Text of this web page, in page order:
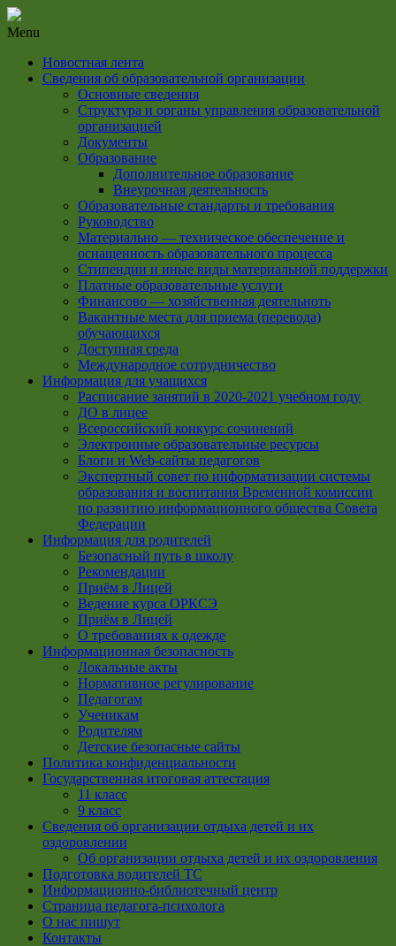
Menu
Новостная лента
Сведения об образовательной организации
Основные сведения
Структура и органы управления образовательной
организацией
Документы
Образование
Дополнительное образование
Внеурочная деятельность
Образовательные стандарты и требования
Руководство
Материально — техническое обеспечение и
оснащенность образовательного процесса
Стипендии и иные виды материальной поддержки
Платные образовательные услуги
Финансово — хозяйственная деятельноть
Вакантные места для приема (перевода)
обучающихся
Доступная среда
Международное сотрудничество
Информация для учащихся
Расписание занятий в 2020-2021 учебном году
ДО в лицее
Всероссийский конкурс сочинений
Электронные образовательные ресурсы
Блоги и Web-сайты педагогов
Экспертный совет по информатизации системы
образования и воспитания Временной комиссии
по развитию информационного общества Совета
Федерации
Информация для родителей
Безопасный путь в школу
Рекомендации
Приём в Лицей
Ведение курса ОРКСЭ
Приём в Лицей
О требованиях к одежде
Информационная безопасность
Локальные акты
Нормативное регулирование
Педагогам
Ученикам
Родителям
Детские безопасные сайты
Политика конфиденциальности
Государственная итоговая аттестация
11 класс
9 класс
Сведения об организации отдыха детей и их
оздоровлении
Об организации отдыха детей и их оздоровления
Подготовка водителей ТС
Информационно-библиотечный центр
Страница педагога-психолога
О нас пишут
Контакты